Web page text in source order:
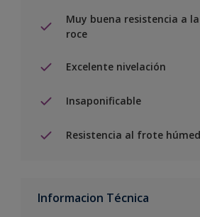
Muy buena resistencia a
roce
Excelente nivelación
Insaponificable
Resistencia al frote
Informacion Técnica